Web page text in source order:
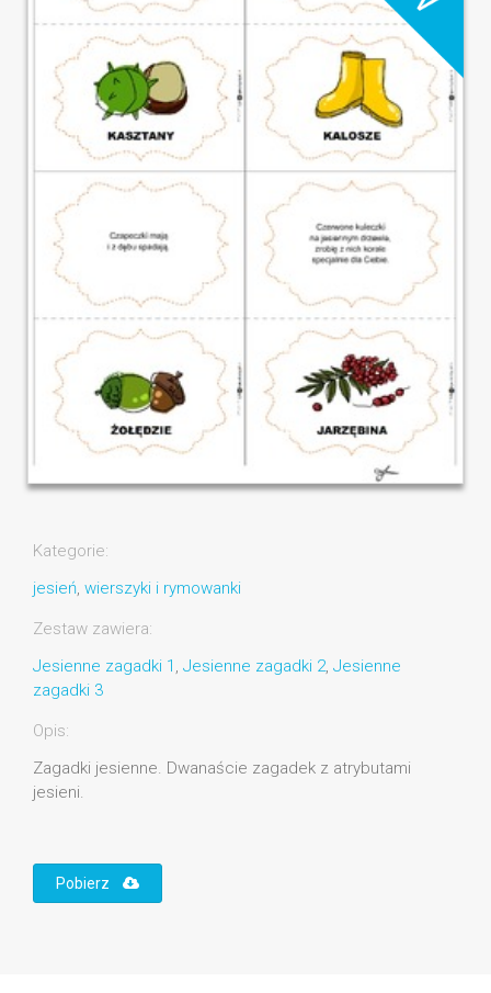
Kategorie:
jesień, wierszyki i rymowanki
Zestaw zawiera:
Jesienne zagadki 1 , Jesienne zagadki 2, Jesienne
zagadki 3
Opis:
Zagadki jesienne. Dwanaście zagadek z atrybutami
jesieni.
Pobierz